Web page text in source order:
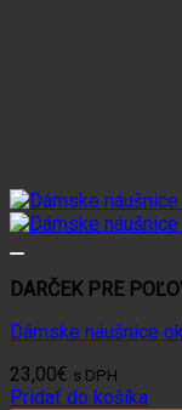
DARČEK PRE
Dámske náušnice
23,00€ s DPH
Pridať do košíka